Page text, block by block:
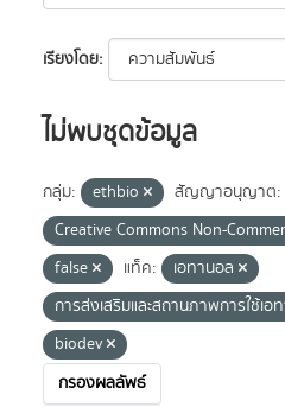
เรียงโดย
ไม่พบชุดข้อมูล
กลุ่ม: ethbio
สัญญาอนุญาต:
Creative Commons Non-
false
แท็ค:
เอทานอล
การส่งเสริมและสถานภาพการใช้เอ
biodev
กรองผลลัพธ์